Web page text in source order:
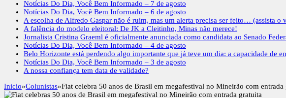
Notícias Do Dia, Você Bem Informado – 7 de agosto
Notícias Do Dia, Você Bem Informado – 6 de agosto
A escolha de Alfredo Gaspar não é ruim, mas um alerta precisa ser feito… (assista o
A falência do modelo eleitoral: De JK a Cleitinho, Minas não merece!
Jornalista Cristina Graeml é oficialmente anunciada como candidata ao Senado
Notícias Do Dia, Você Bem Informado – 4 de agosto
Belo Horizonte está perdendo algo importante que já teve um dia: a capacidade de
Notícias Do Dia, Você Bem Informado – 3 de agosto
A nossa confiança tem data de validade?
Inicio»Colunistas»Fiat celebra 50 anos de Brasil em megafestival no Mineirão com entrada